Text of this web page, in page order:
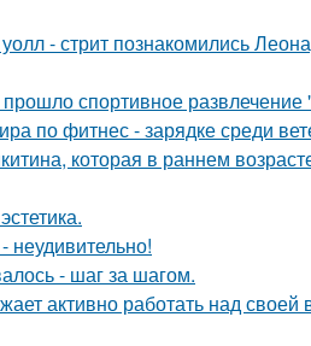
- стрит познакомились
спортивное развлечение
по фитнес - зарядке среди
которая в раннем
- шаг за шагом.
активно работать над